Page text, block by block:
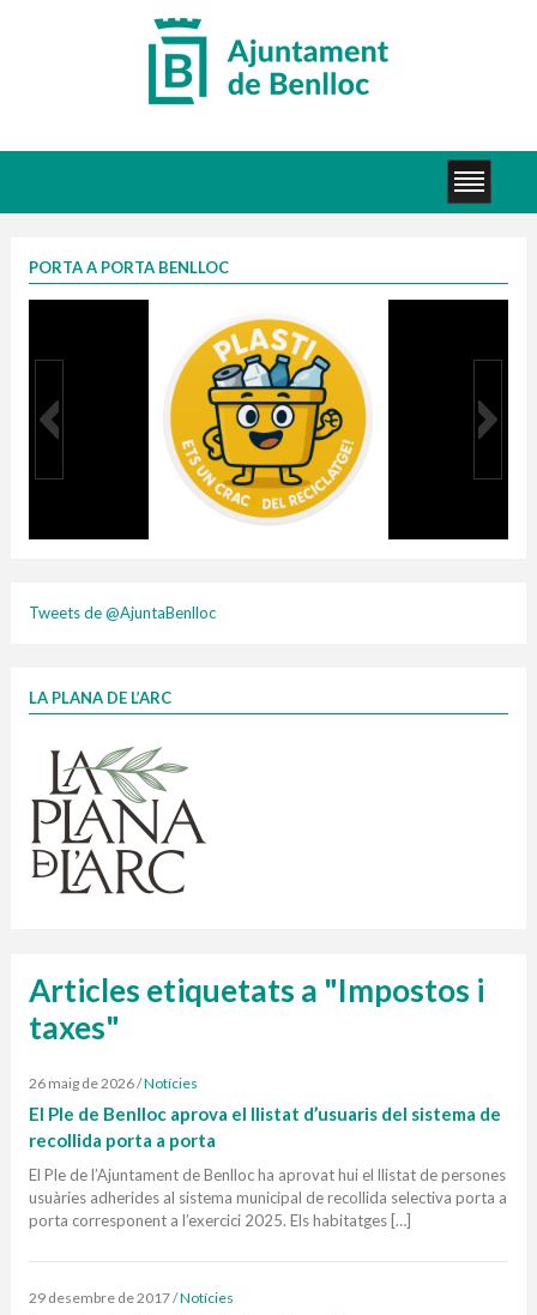
PORTA A PORTA BENLLOC
1 contenidors intel·ligents
Finançat per la Unió Europea – NextGenerationEU
Tweets de @AjuntaBenlloc
LA PLANA DE L’ARC
Articles etiquetats a "Impostos i
taxes"
26 maig de 2026/Notícies
El Ple de Benlloc aprova el llistat d’usuaris del sistema de
recollida porta a porta
El Ple de l’Ajuntament de Benlloc ha aprovat hui el llistat de persones
usuàries adherides al sistema municipal de recollida selectiva porta a
porta corresponent a l’exercici 2025. Els habitatges […]
29 desembre de 2017/Notícies